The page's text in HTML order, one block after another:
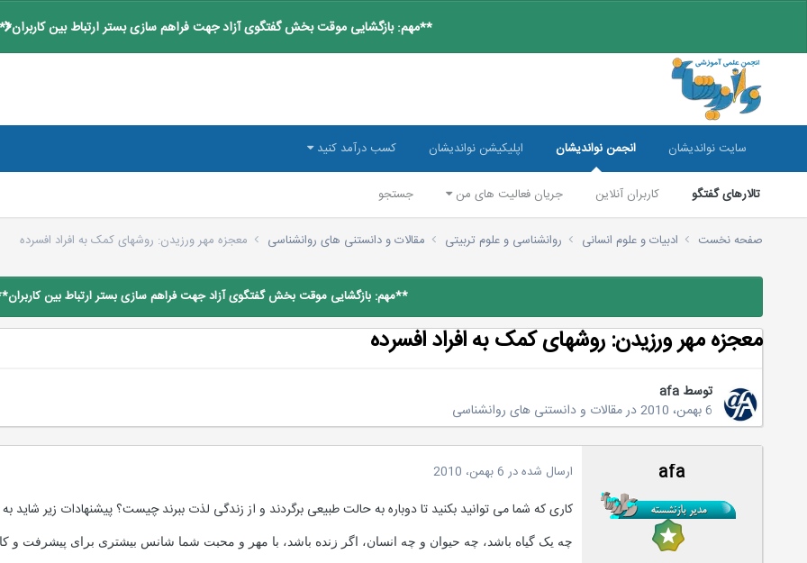
**مهم: بازگشایی موقت بخش گفتگوی آزاد جهت فراهم سازی بستر ارتباط بین کاربران**
سایت نواندیشان انجمن نواندیشان
تالارهای گفتگو کاربران آنلاین جریان فعالیت های من جستجو
اپلیکیشن نواندیشان کسب درآمد کنید
صفحه نخست ادبیات و علوم انسانی روانشناسی و علوم تربیتی مقالات و دانستنی های روانشناسی معجزه مهر ورزیدن: روشهای کمک به افراد افسرده
**مهم: بازگشایی موقت بخش گفتگوی آزاد جهت فراهم سازی بستر ارتباط بین
معجزه مهر ورزیدن: روشهای کمک به افراد افسرده
توسط afa
6 بهمن، 2010
درمقالات و دانستنی های روانشناسی
afa ارسال شده در 6 بهمن، 2010
کاری که شما می توانید بکنید تا دوباره به حالت طبیعی برگردند و از زندگی لذت ببرند چیست؟ پیشنهادات زیر شاید
چه یک گیاه باشد، چه حیوان و چه انسان، اگر زنده باشد، با مهر و محبت شما شانس بیشتری برای پیشرفت و